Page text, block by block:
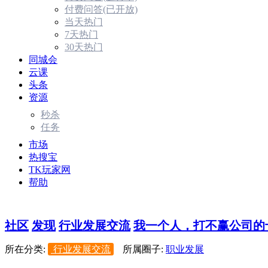
付费问答(已开放)
当天热门
7天热门
30天热门
同城会
云课
头条
资源
秒杀
任务
市场
热搜宝
TK玩家网
帮助
社区 发现 行业发展交流 我一个人，打不赢公司
所在分类: 行业发展交流 所属圈子: 职业发展